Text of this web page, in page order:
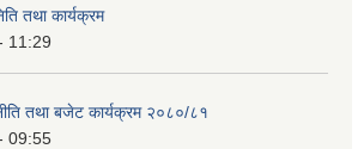
तथा कार्यक्रम
11:29
नीति तथा बजेट कार्यक्रम २०८०/८१
09:55